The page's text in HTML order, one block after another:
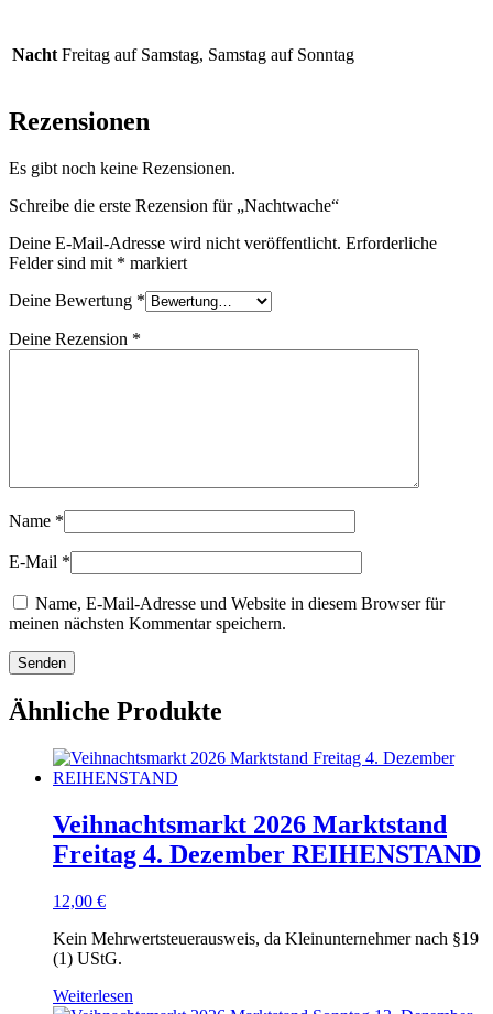
Nacht Freitag auf Samstag, Samstag auf Sonntag
Rezensionen
Es gibt noch keine Rezensionen.
Schreibe die erste Rezension für „Nachtwache“
Deine E-Mail-Adresse wird nicht veröffentlicht. Erforderliche
Felder sind mit * markiert
Deine Bewertung *
Deine Rezension *
Name *
E-Mail *
Name, E-Mail-Adresse und Website in diesem Browser für
meinen nächsten Kommentar speichern.
Ähnliche Produkte
Veihnachtsmarkt 2026 Marktstand
Freitag 4. Dezember REIHENSTAND
12,00 €
Kein Mehrwertsteuerausweis, da Kleinunternehmer nach §19
(1) UStG.
Weiterlesen